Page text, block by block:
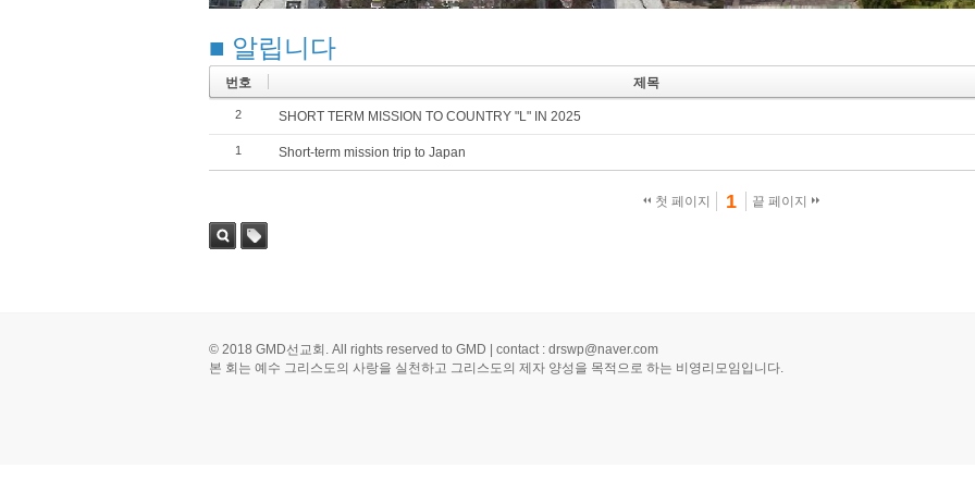
■ 알립니다
번호 제목
2 SHORT TERM MISSION TO COUNTRY "L" IN 2025
1 Short-term mission trip to Japan
첫 페이지 1 끝 페이지
© 2018 GMD선교회. All rights reserved to GMD | contact : drswp@naver.com
본 회는 예수 그리스도의 사랑을 실천하고 그리스도의 제자 양성을 목적으로 하는 비영리모임입니다.